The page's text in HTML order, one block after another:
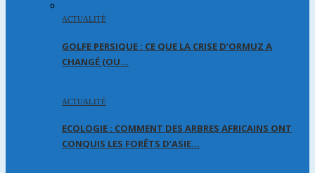
ACTUALITÉ
GOLFE PERSIQUE : CE QUE LA CRISE D’ORMUZ A
CHANGÉ (OU…
ACTUALITÉ
ECOLOGIE : COMMENT DES ARBRES AFRICAINS ONT
CONQUIS LES FORÊTS D’ASIE…